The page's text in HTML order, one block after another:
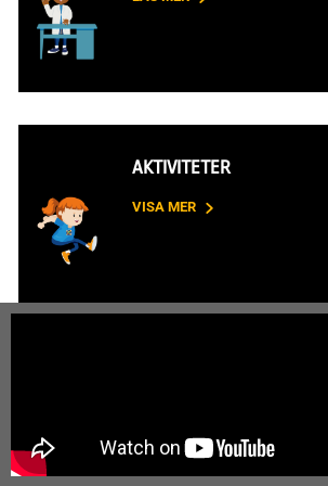
AKTIVITETER
VISA MER